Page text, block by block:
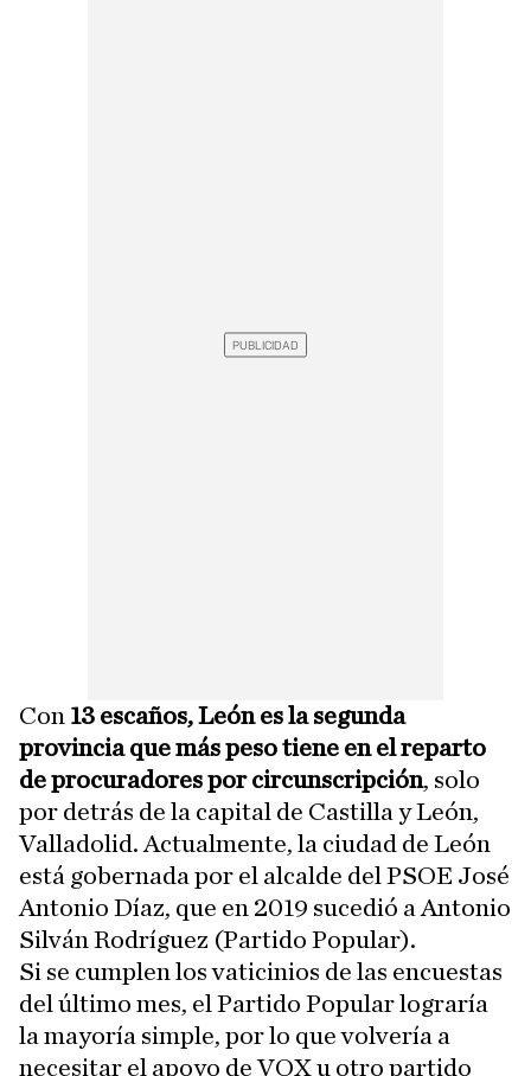
Con 13 escaños, León es la segunda
provincia que más peso tiene en el reparto
de procuradores por circunscripción, solo
por detrás de la capital de Castilla y León,
Valladolid. Actualmente, la ciudad de León
está gobernada por el alcalde del PSOE José
Antonio Díaz, que en 2019 sucedió a Antonio
Silván Rodríguez (Partido Popular).
Si se cumplen los vaticinios de las encuestas
del último mes, el Partido Popular lograría
la mayoría simple, por lo que volvería a
necesitar el apoyo de VOX u otro partido